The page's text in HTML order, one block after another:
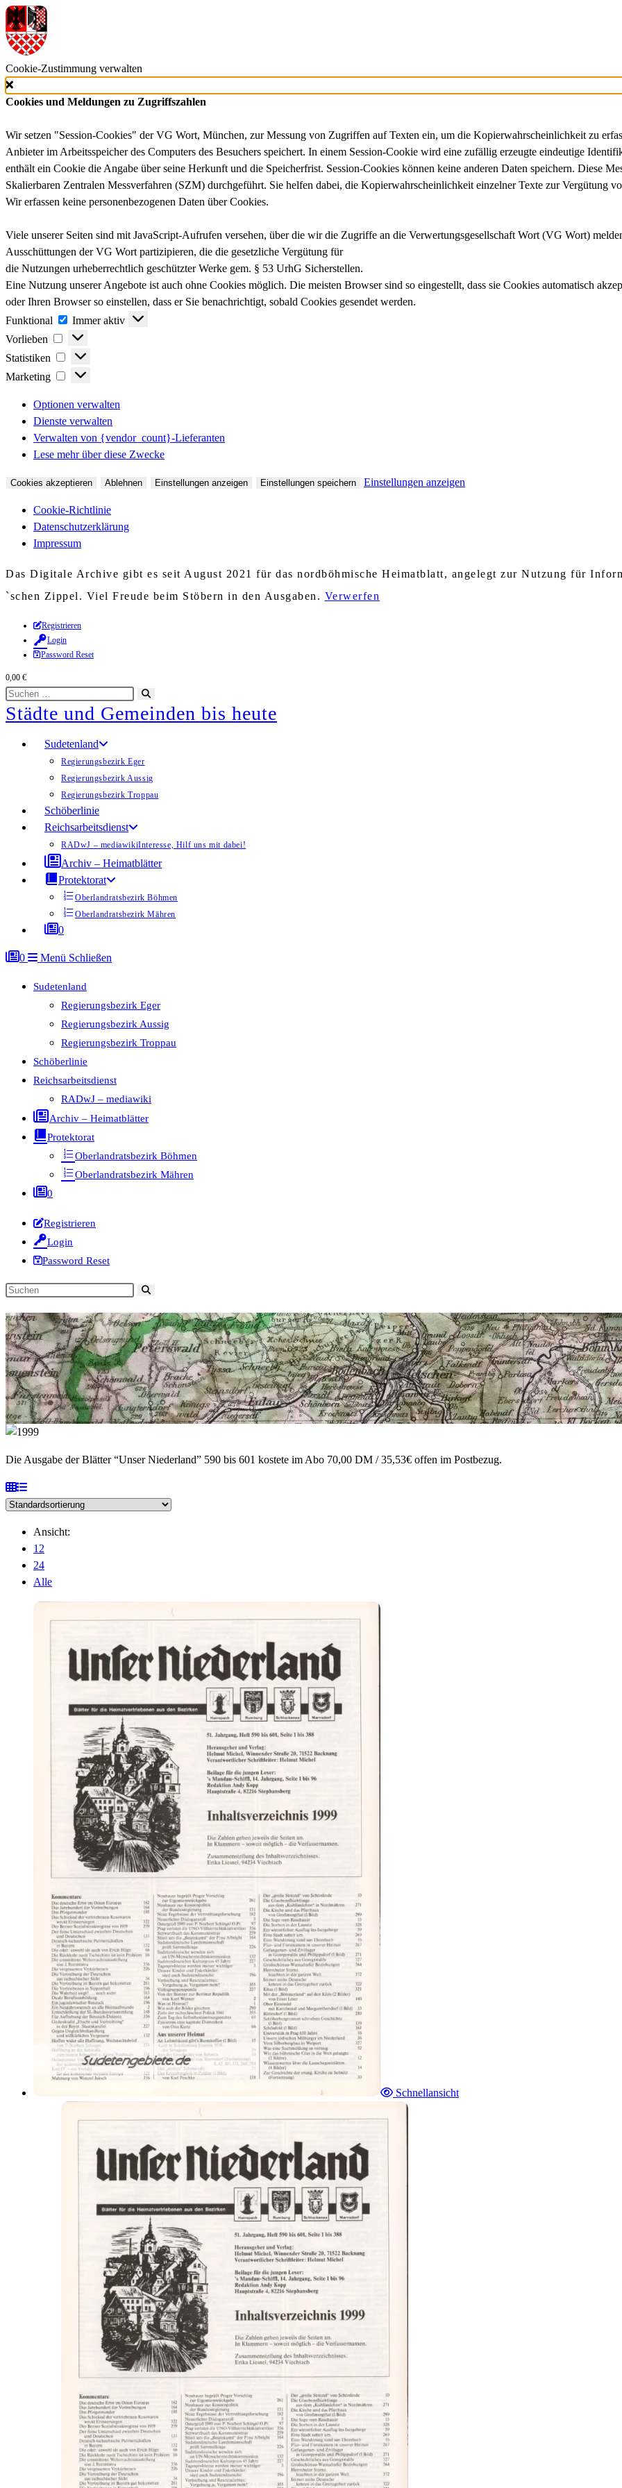
Cookie-Zustimmung verwalten
Cookies und Meldungen zu Zugriffszahlen
Wir setzen "Session-Cookies" der VG Wort, München, zur Messung von Zugriffen auf Texten ein, um die Kopierwahrscheinlichkeit zu
Anbieter im Arbeitsspeicher des Computers des Besuchers speichert. In einem Session-Cookie wird eine zufällig erzeugte eindeutige
enthält ein Cookie die Angabe über seine Herkunft und die Speicherfrist. Session-Cookies können keine anderen Daten speichern. Diese
Skalierbaren Zentralen Messverfahren (SZM) durchgeführt. Sie helfen dabei, die Kopierwahrscheinlichkeit einzelner Texte zur Vergütung
Wir erfassen keine personenbezogenen Daten über Cookies.
Viele unserer Seiten sind mit JavaScript-Aufrufen versehen, über die wir die Zugriffe an die Verwertungsgesellschaft Wort (VG Wort)
Ausschüttungen der VG Wort partizipieren, die die gesetzliche Vergütung für
die Nutzungen urheberrechtlich geschützter Werke gem. § 53 UrhG Sicherstellen.
Eine Nutzung unserer Angebote ist auch ohne Cookies möglich. Die meisten Browser sind so eingestellt, dass sie Cookies automatisch
oder Ihren Browser so einstellen, dass er Sie benachrichtigt, sobald Cookies gesendet werden.
Funktional
Funktional
Immer aktiv
Vorlieben
Vorlieben
Statistiken
Statistiken
Marketing
Marketing
Optionen verwalten
Dienste verwalten
Verwalten von {vendor_count}-Lieferanten
Lese mehr über diese Zwecke
Cookies akzeptieren Ablehnen Einstellungen anzeigen Einstellungen speichern Einstellungen anzeigen
Cookie-Richtlinie
Datenschutzerklärung
Impressum
Das Digitale Archive gibt es seit August 2021 für das nordböhmische Heimatblatt, angelegt zur Nutzung für
`schen Zippel. Viel Freude beim Stöbern in den Ausgaben. Verwerfen
Zum
Inhalt
springen
Registrieren
Login
Password Reset
0,00 €
Diese
Website
durchsuchen
starten
Städte und Gemeinden bis heute
Sudetenland
Regierungsbezirk Eger
Regierungsbezirk Aussig
Regierungsbezirk Troppau
Schöberlinie
Reichsarbeitsdienst
RADwJ – mediawikiInteresse, Hilf uns mit dabei!
Archiv – Heimatblätter
Protektorat
Oberlandratsbezirk Böhmen
Oberlandratsbezirk Mähren
0
0 Menü Schließen
Sudetenland
Regierungsbezirk Eger
Regierungsbezirk Aussig
Regierungsbezirk Troppau
Schöberlinie
Reichsarbeitsdienst
RADwJ – mediawiki
Archiv – Heimatblätter
Protektorat
Oberlandratsbezirk Böhmen
Oberlandratsbezirk Mähren
0
Registrieren
Login
Password Reset
Diese
durchsuchen
Die Ausgabe der Blätter “Unser Niederland” 590 bis 601 kostete im Abo 70,00 DM / 35,53€ offen im Postbezug.
Ansicht:
12
24
Alle
Schnellansicht